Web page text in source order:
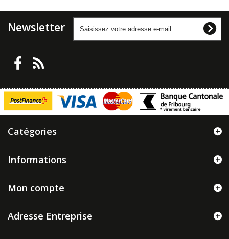
Newsletter
Catégories
Informations
Mon compte
Adresse Entreprise